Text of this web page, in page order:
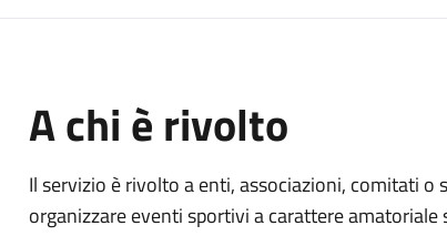
A chi è rivolto
Il servizio è rivolto a enti, associazioni, comitati
organizzare eventi sportivi a carattere amatoriale